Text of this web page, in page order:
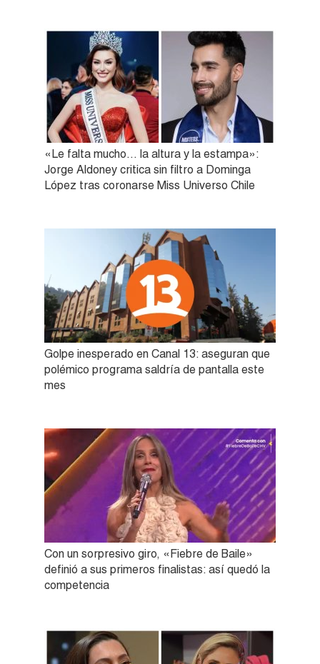
«Le falta mucho… la altura y la estampa»:
Jorge Aldoney critica sin filtro a Dominga
López tras coronarse Miss Universo Chile
Golpe inesperado en Canal 13: aseguran que
polémico programa saldría de pantalla este
mes
Con un sorpresivo giro, «Fiebre de Baile»
definió a sus primeros finalistas: así quedó la
competencia